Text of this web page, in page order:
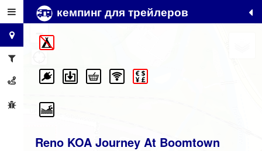
кемпинг для трейлеров
Reno KOA Journey At Boomtown
+
−